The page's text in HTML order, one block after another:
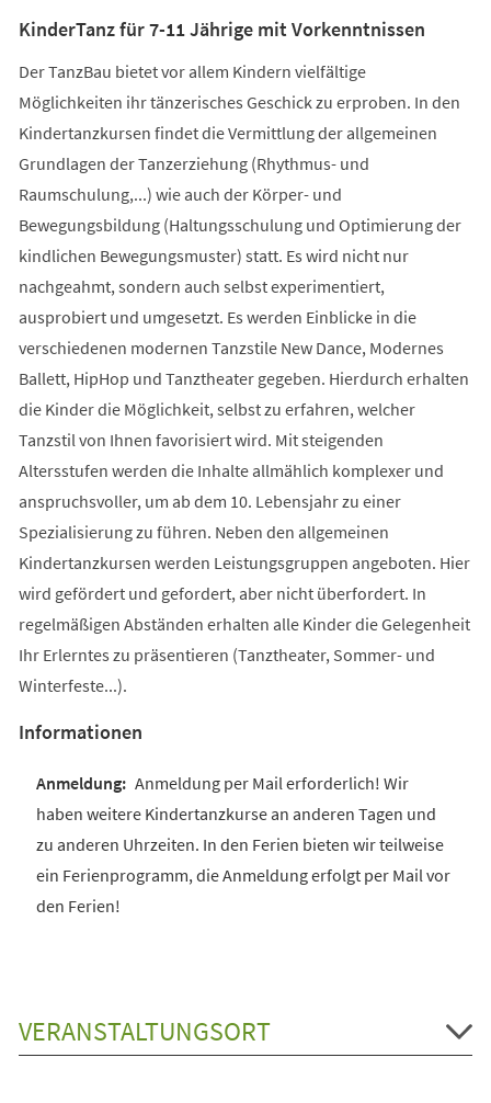
KinderTanz für 7-11 Jährige mit Vorkenntnissen
Der TanzBau bietet vor allem Kindern vielfältige
Möglichkeiten ihr tänzerisches Geschick zu erproben. In den
Kindertanzkursen findet die Vermittlung der allgemeinen
Grundlagen der Tanzerziehung (Rhythmus- und
Raumschulung,...) wie auch der Körper- und
Bewegungsbildung (Haltungsschulung und Optimierung der
kindlichen Bewegungsmuster) statt. Es wird nicht nur
nachgeahmt, sondern auch selbst experimentiert,
ausprobiert und umgesetzt. Es werden Einblicke in die
verschiedenen modernen Tanzstile New Dance, Modernes
Ballett, HipHop und Tanztheater gegeben. Hierdurch erhalten
die Kinder die Möglichkeit, selbst zu erfahren, welcher
Tanzstil von Ihnen favorisiert wird. Mit steigenden
Altersstufen werden die Inhalte allmählich komplexer und
anspruchsvoller, um ab dem 10. Lebensjahr zu einer
Spezialisierung zu führen. Neben den allgemeinen
Kindertanzkursen werden Leistungsgruppen angeboten. Hier
wird gefördert und gefordert, aber nicht überfordert. In
regelmäßigen Abständen erhalten alle Kinder die Gelegenheit
Ihr Erlerntes zu präsentieren (Tanztheater, Sommer- und
Winterfeste...).
Informationen
Anmeldung per Mail erforderlich! Wir
haben weitere Kindertanzkurse an anderen Tagen und
zu anderen Uhrzeiten. In den Ferien bieten wir teilweise
ein Ferienprogramm, die Anmeldung erfolgt per Mail vor
den Ferien!
VERANSTALTUNGSORT